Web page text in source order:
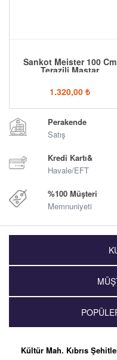
Sankot Meister 100 Cm
Terazili Mastar
1.320,00 ₺
Perakende
Satış
Kredi Kartı&
Havale/EFT
%100 Müşteri
Memnuniyeti
Kültür Mah. Kıbrıs